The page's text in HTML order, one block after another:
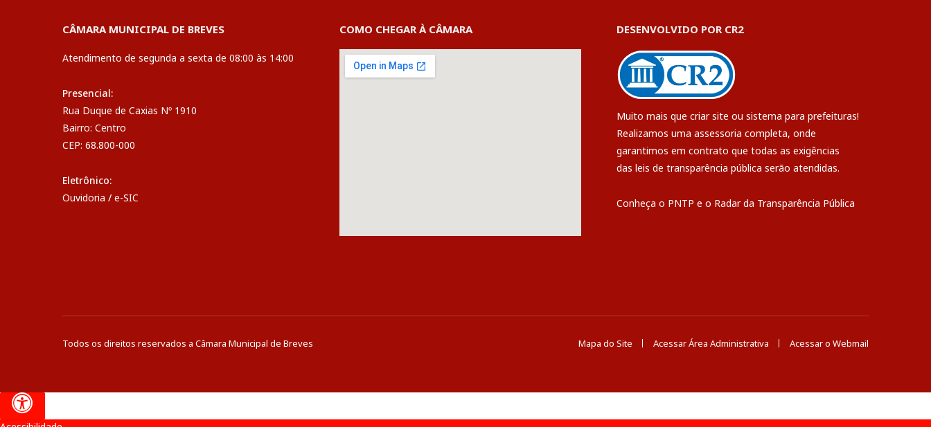
CÂMARA MUNICIPAL DE BREVES
Atendimento de segunda a sexta de 08:00 às 14:00
Presencial:
Rua Duque de Caxias Nº 1910
Bairro: Centro
CEP: 68.800-000
Eletrônico:
Ouvidoria / e-SIC
COMO CHEGAR À CÂMARA DESENVOLVIDO POR CR2
Muito mais que criar site ou sistema para prefeituras!
Realizamos uma assessoria completa, onde
garantimos em contrato que todas as exigências
das leis de transparência pública serão atendidas.
Conheça o PNTP e o Radar da Transparência Pública
Todos os direitos reservados a Câmara Municipal de Breves Mapa do Site Acessar Área Administrativa Acessar o Webmail